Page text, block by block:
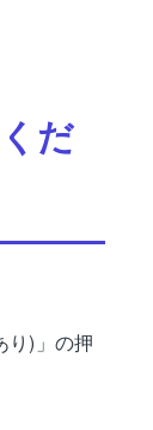
だ
り)」の押